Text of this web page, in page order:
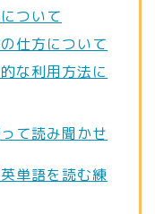
ついて
仕方について
な利用方法に
て読み聞かせ
単語を読む練